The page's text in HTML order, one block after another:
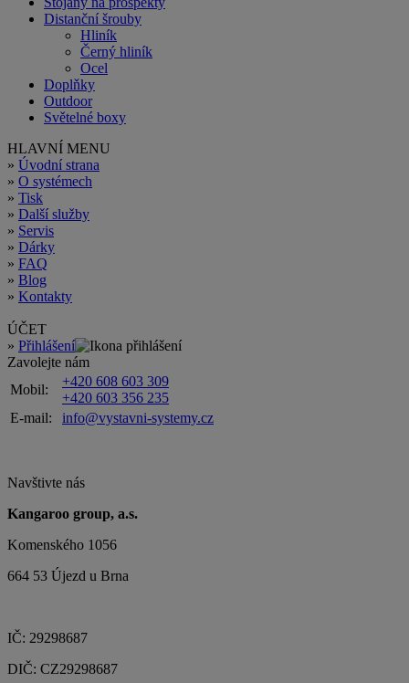
Distanční šrouby
Hliník
Černý hliník
Ocel
Doplňky
Outdoor
Světelné boxy
HLAVNÍ MENU
» Úvodní strana
» O systémech
» Tisk
» Další služby
» Servis
» Dárky
» FAQ
» Blog
» Kontakty
ÚČET
» Přihlášení
Zavolejte nám
Mobil:
+420 608 603 309
+420 603 356 235
E-mail:
info@vystavni-systemy.cz
Navštivte nás
Kangaroo group, a.s.
Komenského 1056
664 53 Újezd u Brna
IČ: 29298687
DIČ: CZ29298687